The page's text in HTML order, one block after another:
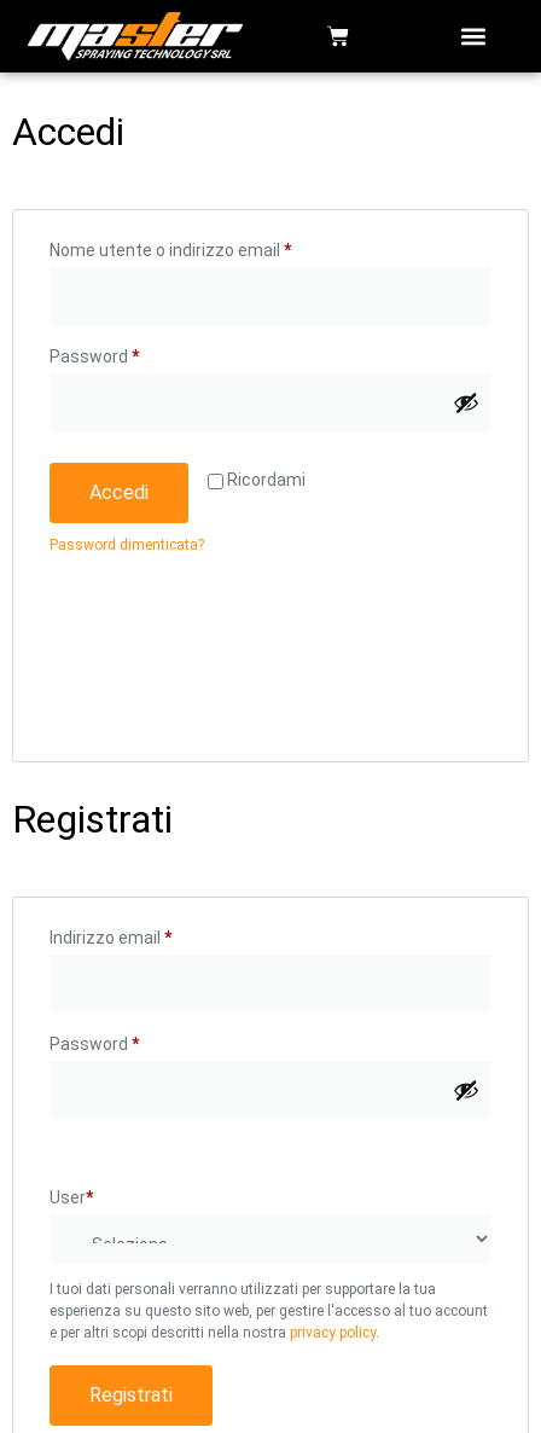
Accedi
Nome utente o indirizzo email *
Password *
Ricordami
Accedi
Password dimenticata?
Registrati
Indirizzo email *
Password *
User*
I tuoi dati personali verranno utilizzati per supportare la tua
esperienza su questo sito web, per gestire l'accesso al tuo account
e per altri scopi descritti nella nostra privacy policy.
Registrati